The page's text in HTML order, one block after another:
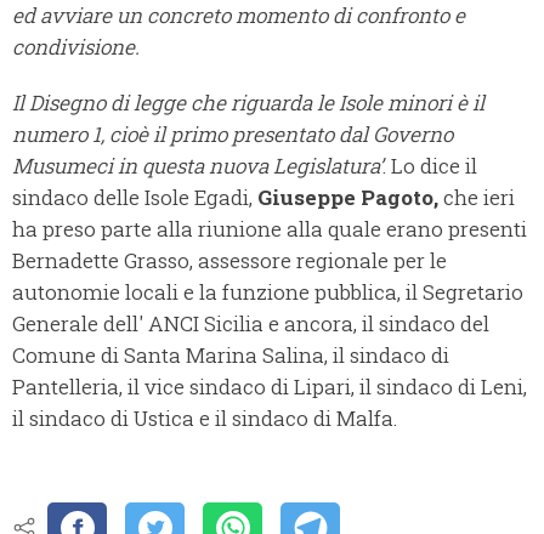
ed avviare un concreto momento di confronto e
condivisione.
Il Disegno di legge che riguarda le Isole minori è il
numero 1, cioè il primo presentato dal Governo
Musumeci in questa nuova Legislatura’. Lo dice il
sindaco delle Isole Egadi, Giuseppe Pagoto,che ieri
ha preso parte alla riunione alla quale erano presenti
Bernadette Grasso, assessore regionale per le
autonomie locali e la funzione pubblica, il Segretario
Generale dell' ANCI Sicilia e ancora, il sindaco del
Comune di Santa Marina Salina, il sindaco di
Pantelleria, il vice sindaco di Lipari, il sindaco di Leni,
il sindaco di Ustica e il sindaco di Malfa.